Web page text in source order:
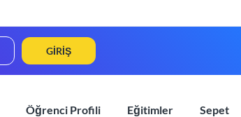
GIRIŞ
Öğrenci Profili Eğitimler Sepet